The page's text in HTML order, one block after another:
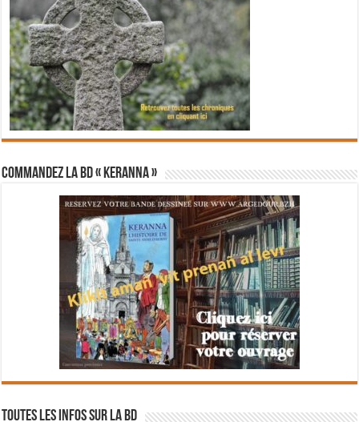
Commandez la BD « Keranna »
Toutes les infos sur la BD